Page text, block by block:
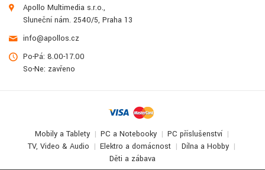
Apollo Multimedia s.r.o.,
Sluneční nám. 2540/5, Praha 13
info@apollos.cz
Po-Pá: 8.00-17.00
So-Ne: zavřeno
Mobily a Tablety PC a Notebooky
PC příslušenství
TV, Video & Audio
Elektro a domácnost
Dílna a Hobby
Děti a zábava